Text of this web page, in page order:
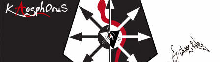
o
i
e
s